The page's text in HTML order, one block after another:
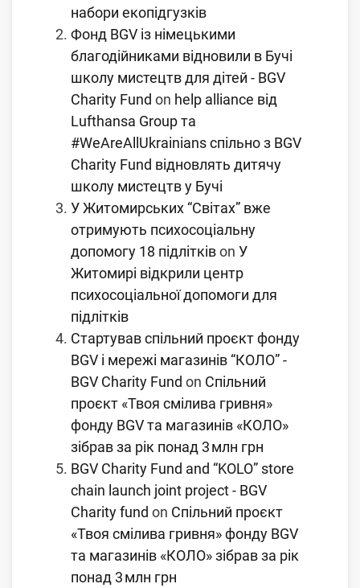
набори екопідгузків
Фонд BGV із німецькими
благодійниками відновили в Бучі
школу мистецтв для дітей - BGV
Charity Fund on help alliance від
Lufthansa Group та
#WeAreAllUkrainians спільно з BGV
Charity Fund відновлять дитячу
школу мистецтв у Бучі
У Житомирських “Світах” вже
отримують психосоціальну
допомогу 18 підлітківon У
Житомирі відкрили центр
психосоціальної допомоги для
підлітків
Стартував спільний проєкт фонду
BGV і мережі магазинів “КОЛО” -
BGV Charity Fund on Спільний
проєкт «Твоя смілива гривня»
фонду BGV та магазинів «КОЛО»
зібрав за рік понад 3 млн грн
BGV Charity Fund and “KOLO” store
chain launch joint project - BGV
Charity fund on Спільний проєкт
«Твоя смілива гривня» фонду BGV
та магазинів «КОЛО» зібрав за рік
понад 3 млн грн